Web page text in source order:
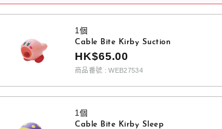
1個
Cable Bite Kirby Suction
HK$65.00
商品番號 : WEB27534
1個
Cable Bite Kirby Sleep